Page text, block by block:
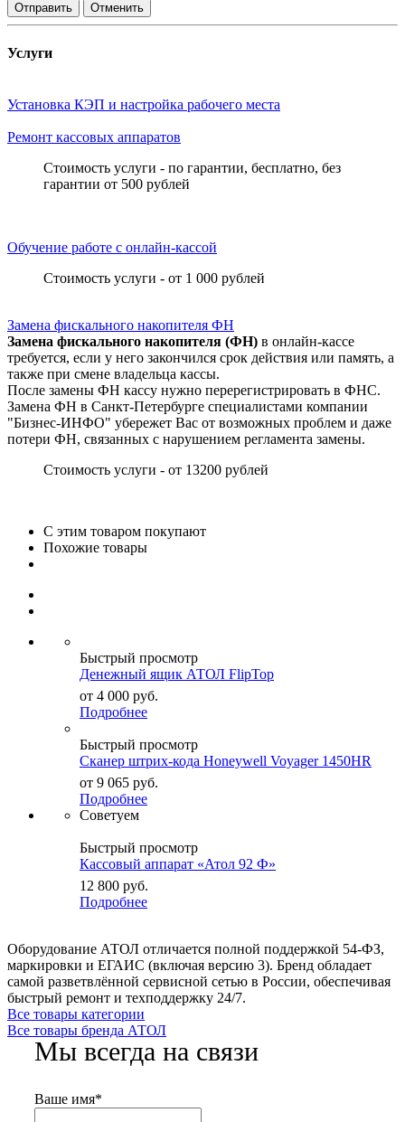
Отправить Отменить
Услуги
Установка КЭП и настройка рабочего места
Ремонт кассовых аппаратов
Стоимость услуги - по гарантии, бесплатно, без
гарантии от 500 рублей
Обучение работе с онлайн-кассой
Стоимость услуги - от 1 000 рублей
Замена фискального накопителя ФН
Замена фискального накопителя (ФН) в онлайн-кассе
требуется, если у него закончился срок действия или память, а
также при смене владельца кассы.
После замены ФН кассу нужно перерегистрировать в ФНС.
Замена ФН в Санкт-Петербурге специалистами компании
"Бизнес-ИНФО" убережет Вас от возможных проблем и даже
потери ФН, связанных с нарушением регламента замены.
Стоимость услуги - от 13200 рублей
С этим товаром покупают
Похожие товары
Быстрый просмотр
Денежный ящик АТОЛ FlipTop
от 4 000 руб.
Подробнее
Быстрый просмотр
Сканер штрих-кода Honeywell Voyager 1450HR
от 9 065 руб.
Подробнее
Советуем
Быстрый просмотр
Кассовый аппарат «Атол 92 Ф»
12 800 руб.
Подробнее
Оборудование АТОЛ отличается полной поддержкой 54-ФЗ,
маркировки и ЕГАИС (включая версию 3). Бренд обладает
самой разветвлённой сервисной сетью в России, обеспечивая
быстрый ремонт и техподдержку 24/7.
Все товары категории
Все товары бренда АТОЛ
Мы всегда на связи
Ваше имя*